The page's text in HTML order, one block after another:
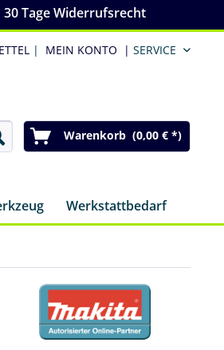
Tage Widerrufsrecht
| MEIN KONTO | SERVICE
Warenkorb (0,00 € *)
Werkstattbedarf